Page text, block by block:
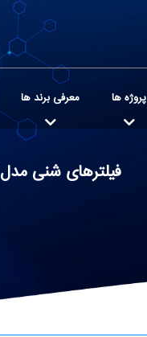
پروژه ها معرفی برند ها
فیلترهای شنی مدل S180T